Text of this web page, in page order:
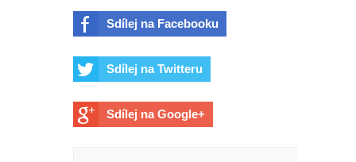
Sdílej na Facebooku
Sdílej na Twitteru
Sdílej na Google+